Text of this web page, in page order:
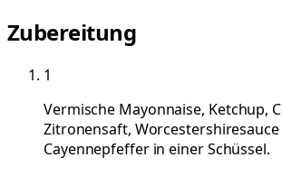
Zubereitung
1
Vermische Mayonnaise, Ketchup,
Zitronensaft,
Cayennepfeffer in einer Schüssel.